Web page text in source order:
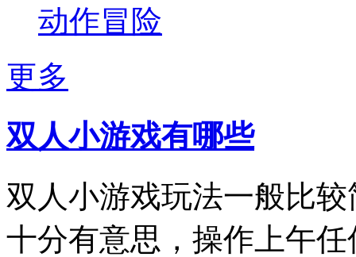
动作冒险
更多
双人小游戏有哪些
双人小游戏玩法一般比
十分有意思，操作上午